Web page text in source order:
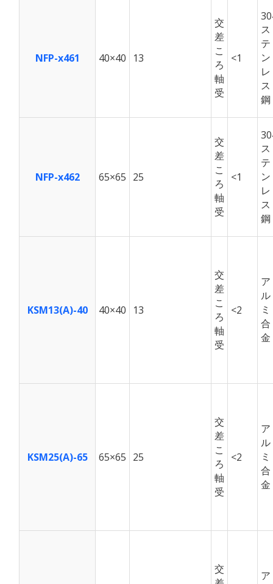
NFP-x461 40×40 13
交
差
こ
ろ
軸
受
<1
ス
テ
ン
レ
ス
鋼
NFP-x462 65×65 25
交
差
こ
ろ
軸
受
<1
ス
テ
ン
レ
ス
鋼
KSM13(A)-40 40×40 13
交
差
こ
ろ
軸
受
<2
ア
ル
ミ
合
金
KSM25(A)-65 65×65 25
交
差
こ
ろ
軸
受
<2
ア
ル
ミ
合
金
交
ア